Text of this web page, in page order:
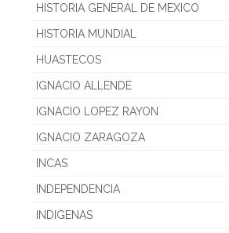
HISTORIA GENERAL DE MEXICO
HISTORIA MUNDIAL
HUASTECOS
IGNACIO ALLENDE
IGNACIO LOPEZ RAYON
IGNACIO ZARAGOZA
INCAS
INDEPENDENCIA
INDIGENAS